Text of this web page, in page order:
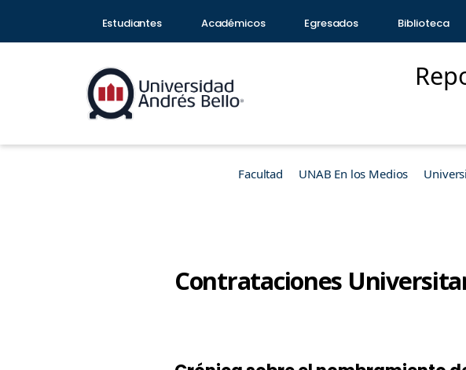
Estudiantes Académicos Egresados Biblioteca
Facultad UNAB En los Medios
Contrataciones